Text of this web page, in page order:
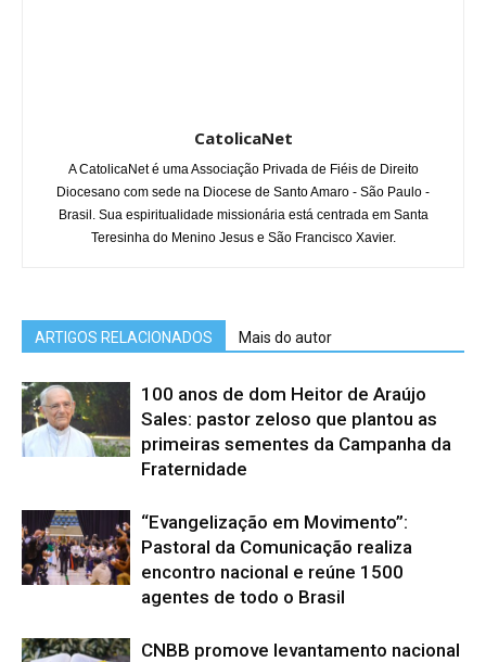
CatolicaNet
A CatolicaNet é uma Associação Privada de Fiéis de Direito
Diocesano com sede na Diocese de Santo Amaro - São Paulo -
Brasil. Sua espiritualidade missionária está centrada em Santa
Teresinha do Menino Jesus e São Francisco Xavier.
ARTIGOS RELACIONADOS Mais do autor
100 anos de dom Heitor de Araújo
Sales: pastor zeloso que plantou as
primeiras sementes da Campanha da
Fraternidade
“Evangelização em Movimento”:
Pastoral da Comunicação realiza
encontro nacional e reúne 1500
agentes de todo o Brasil
CNBB promove levantamento nacional